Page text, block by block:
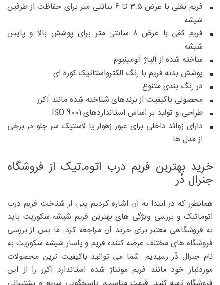
فریم بغلی با عرض ۳.۵ تا ۶ سانتی متر برای حفاظت از طرفین
شیشه
فریم کفی با عرض ۸ سانتی متر برای پوشش بالا و پایین
شیشه
ساخته شده از آلیاژ آلومینیوم
پوشش بدنه فریم با رنگ الکترواستاتیک کوره ای
در رنگ بندی متنوع
محصولی باکیفیت از برندهای شناخته شده مانند آکزر
طراحی و تولید بر اساس استانداردهای ISO 9001
دارای زوائد داخلی برای عبور زهوار یا لاستیک سر جلو در برخی
از مدل ها
خرید بهترین فریم درب اتوماتیک از فروشگاه
جنرال دُر
همانطور که در ابتدا به آن اشاره کردیم پس از شناخت فریم درب
اتوماتیک و بررسی ویژگی های بهترین فریم شیشه سکوریت باید
به فروشگاهی معتبر برای خرید آن مراجعه کرد. ما پس از بررسی
فروشگاه های مختلف عرضه کننده فریم و پاسار شیشه سکوریت به
نام جنرال دُر رسیدیم. شما می توانید باکیفیت ترین محصولات
موردنیاز خود مانند فریم مونتاژ شده استاندارد آکزر را از این